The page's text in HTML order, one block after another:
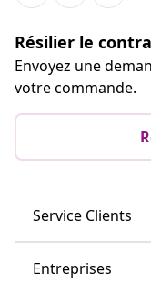
Résilier le
Envoyez une
votre commande.
Service Clients
Entreprises